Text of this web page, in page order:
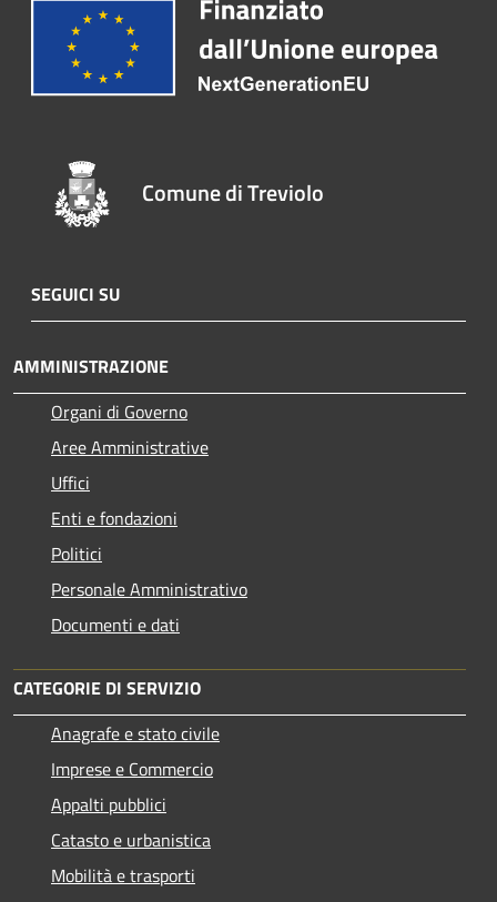
Comune di Treviolo
SEGUICI SU
AMMINISTRAZIONE
Organi di Governo
Aree Amministrative
Uffici
Enti e fondazioni
Politici
Personale Amministrativo
Documenti e dati
CATEGORIE DI SERVIZIO
Anagrafe e stato civile
Imprese e Commercio
Appalti pubblici
Catasto e urbanistica
Mobilità e trasporti